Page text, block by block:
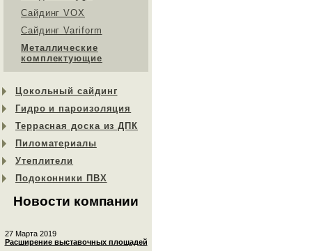
Cайдинг VOX
Сайдинг Variform
Металлические
комплектующие
Цокольный сайдинг
Гидро и пароизоляция
Террасная доска из ДПК
Пиломатериалы
Утеплители
Подоконники ПВХ
Новости компании
27 Марта 2019
Расширение выставочных площадей